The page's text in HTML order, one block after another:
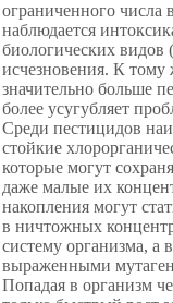
ограниченного числа
наблюдается
биологических видов
исчезновения. К тому
значительно больше
более усугубляет
Среди пестицидов
стойкие
которые могут
даже малые их
накопления могут
в ничтожных
систему организма, а
выраженными
Попадая в организм